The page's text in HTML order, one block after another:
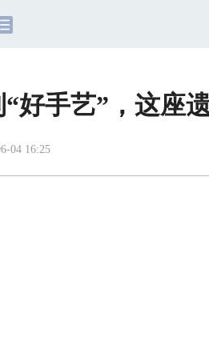
好手艺”，这座
04 16:25